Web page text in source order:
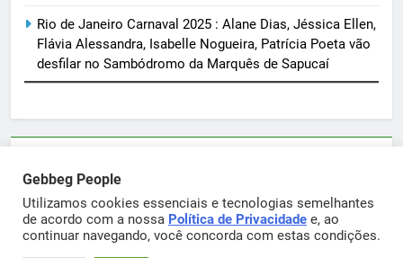
Rio de Janeiro Carnaval 2025 : Alane Dias, Jéssica Ellen,
Flávia Alessandra, Isabelle Nogueira, Patrícia Poeta vão
desfilar no Sambódromo da Marquês de Sapucaí
sortimentos@yahoo.com.br
Gebbeg Powered ByBlazeThemes.
Gebbeg People
Utilizamos cookies essenciais e tecnologias semelhantes
de acordo com a nossa Política de Privacidade e, ao
continuar navegando, você concorda com estas condições.